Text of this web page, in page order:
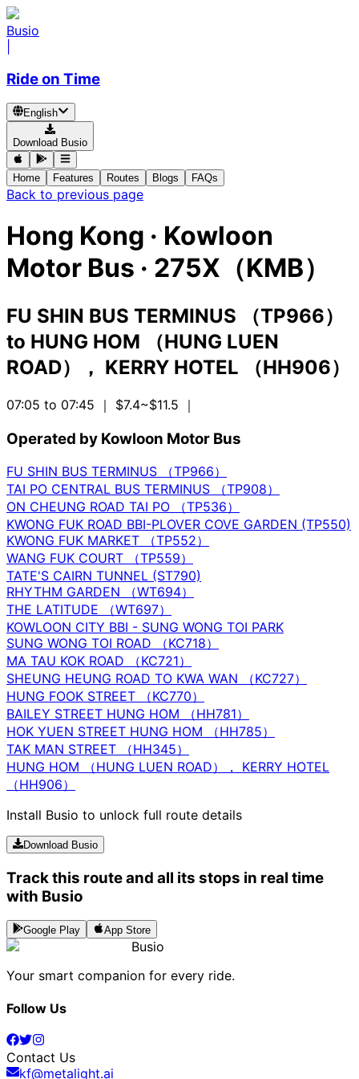
Busio
Ride on Time
English
Download Busio
Home Features Routes Blogs FAQs
Back to previous page
Hong Kong · Kowloon
Motor Bus · 275X（KMB）
FU SHIN BUS TERMINUS （TP966）
to HUNG HOM （HUNG LUEN
ROAD）， KERRY HOTEL （HH906）
07:05 to 07:45 ｜ $7.4~$11.5 ｜
Operated by Kowloon Motor Bus
FU SHIN BUS TERMINUS （TP966）
TAI PO CENTRAL BUS TERMINUS （TP908）
ON CHEUNG ROAD TAI PO （TP536）
KWONG FUK ROAD BBI-PLOVER COVE GARDEN (TP550)
KWONG FUK MARKET （TP552）
WANG FUK COURT （TP559）
TATE'S CAIRN TUNNEL (ST790)
RHYTHM GARDEN （WT694）
THE LATITUDE （WT697）
KOWLOON CITY BBI - SUNG WONG TOI PARK
SUNG WONG TOI ROAD （KC718）
MA TAU KOK ROAD （KC721）
SHEUNG HEUNG ROAD TO KWA WAN （KC727）
HUNG FOOK STREET （KC770）
BAILEY STREET HUNG HOM （HH781）
HOK YUEN STREET HUNG HOM （HH785）
TAK MAN STREET （HH345）
HUNG HOM （HUNG LUEN ROAD）， KERRY HOTEL
（HH906）
Install Busio to unlock full route details
Download Busio
Track this route and all its stops in real time
with Busio
Google Play App Store
Busio
Your smart companion for every ride.
Follow Us
Contact Us
kf@metalight.ai